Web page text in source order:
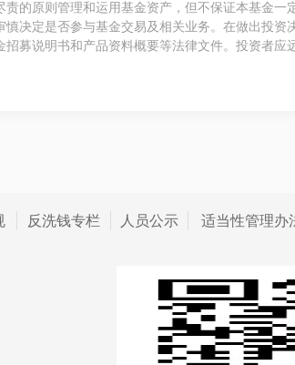
的原则管理和运用基金资产，但不保证本基金
决定是否参与基金交易及相关业务。在做出投
募说明书和产品资料概要等法律文件。投资者
反洗钱专栏 人员公示 适当性管理办